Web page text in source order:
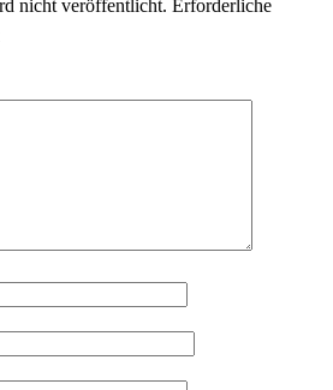
nicht veröffentlicht. Erforderliche